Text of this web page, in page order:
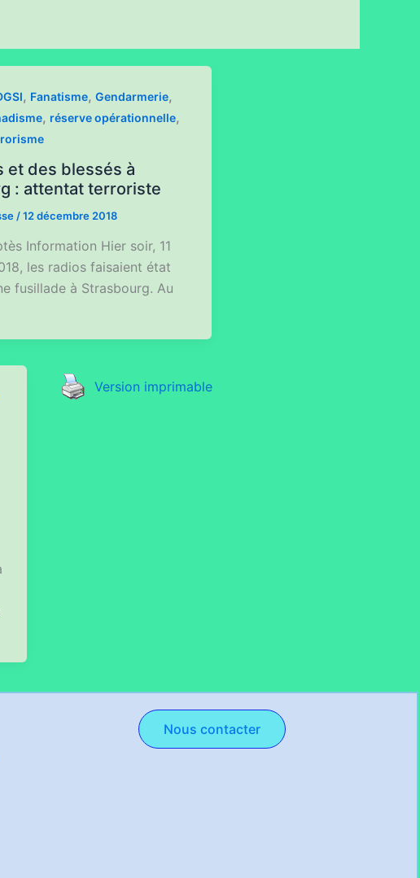
, Fanatisme,Gendarmerie,
, réserve opérationnelle,
et des blessés à
: attentat terroriste
/12 décembre 2018
Information Hier soir, 11
les radios faisaient état
fusillade à Strasbourg. Au
Version imprimable
Nous contacter